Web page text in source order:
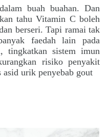
buah buahan. Dan
tahu Vitamin C boleh
berseri. Tapi ramai tak
faedah lain pada
tingkatkan sistem imun
risiko penyakit
asid urik penyebab gout